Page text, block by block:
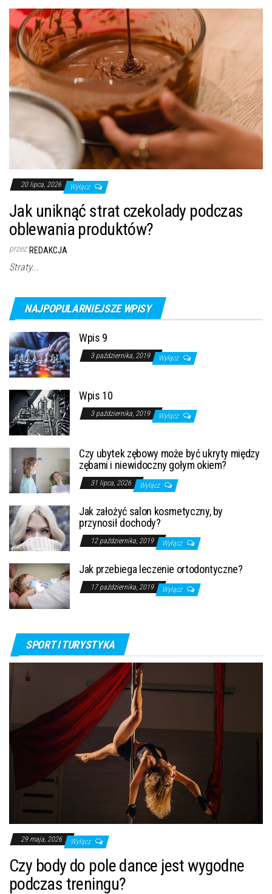
20 lipca, 2026 Wyłącz
Jak uniknąć strat czekolady podczas
oblewania produktów?
przez REDAKCJA
Straty...
NAJPOPULARNIEJSZE WPISY
Wpis 9
3 października, 2019 Wyłącz
Wpis 10
3 października, 2019 Wyłącz
Czy ubytek zębowy może być ukryty między
zębami i niewidoczny gołym okiem?
31 lipca, 2026 Wyłącz
Jak założyć salon kosmetyczny, by
przynosił dochody?
12 października, 2019 Wyłącz
Jak przebiega leczenie ortodontyczne?
17 października, 2019 Wyłącz
SPORT I TURYSTYKA
29 maja, 2026 Wyłącz
Czy body do pole dance jest wygodne
podczas treningu?